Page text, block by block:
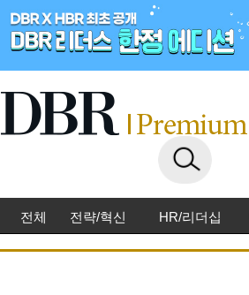
전체 전략/혁신 HR/리더십